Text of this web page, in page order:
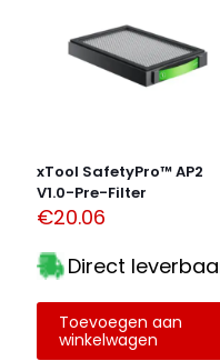
Mijn naam, e-mail
voor de volgende keer
xTool SafetyPro™ AP2
V1.0-Pre-Filter
€20.06
Direct
Toevoegen aan
winkelwagen